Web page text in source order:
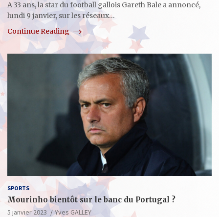
A 33 ans, la star du football gallois Gareth Bale a annoncé,
lundi 9 janvier, sur les réseaux…
Continue Reading
SPORTS
Mourinho bientôt sur le banc du Portugal ?
5 janvier 2023
Yves GALLEY